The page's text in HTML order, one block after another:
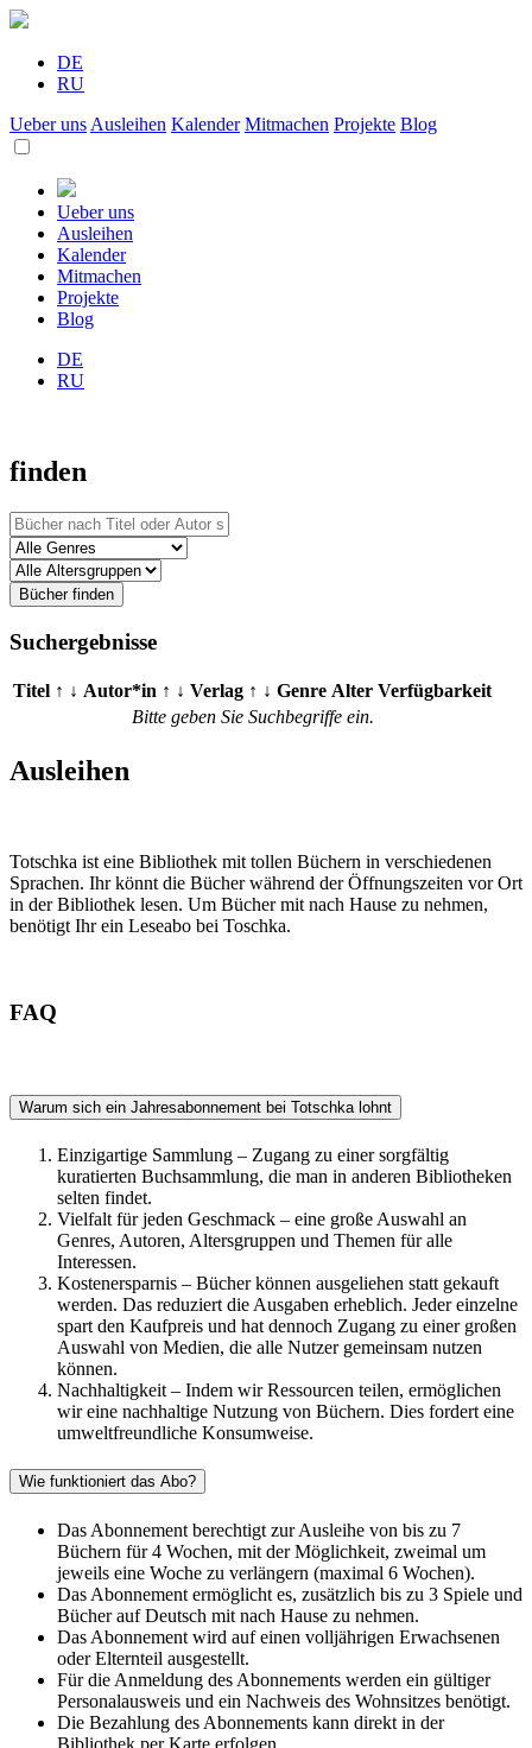
DE
RU
Ueber uns Ausleihen Kalender Mitmachen Projekte Blog
Ueber uns
Ausleihen
Kalender
Mitmachen
Projekte
Blog
DE
RU
finden
Bücher finden
Suchergebnisse
Titel ↑ ↓ Autor*in ↑ ↓ Verlag ↑ ↓ Genre Alter Verfügbarkeit
Bitte geben Sie Suchbegriffe ein.
Ausleihen
Totschka ist eine Bibliothek mit tollen Büchern in verschiedenen
Sprachen. Ihr könnt die Bücher während der Öffnungszeiten vor Ort
in der Bibliothek lesen. Um Bücher mit nach Hause zu nehmen,
benötigt Ihr ein Leseabo bei Toschka.
FAQ
Warum sich ein Jahresabonnement bei Totschka lohnt
Einzigartige Sammlung – Zugang zu einer sorgfältig
kuratierten Buchsammlung, die man in anderen Bibliotheken
selten findet.
Vielfalt für jeden Geschmack – eine große Auswahl an
Genres, Autoren, Altersgruppen und Themen für alle
Interessen.
Kostenersparnis – Bücher können ausgeliehen statt gekauft
werden. Das reduziert die Ausgaben erheblich. Jeder einzelne
spart den Kaufpreis und hat dennoch Zugang zu einer großen
Auswahl von Medien, die alle Nutzer gemeinsam nutzen
können.
Nachhaltigkeit – Indem wir Ressourcen teilen, ermöglichen
wir eine nachhaltige Nutzung von Büchern. Dies fordert eine
umweltfreundliche Konsumweise.
Wie funktioniert das Abo?
Das Abonnement berechtigt zur Ausleihe von bis zu 7
Büchern für 4 Wochen, mit der Möglichkeit, zweimal um
jeweils eine Woche zu verlängern (maximal 6 Wochen).
Das Abonnement ermöglicht es, zusätzlich bis zu 3 Spiele und
Bücher auf Deutsch mit nach Hause zu nehmen.
Das Abonnement wird auf einen volljährigen Erwachsenen
oder Elternteil ausgestellt.
Für die Anmeldung des Abonnements werden ein gültiger
Personalausweis und ein Nachweis des Wohnsitzes benötigt.
Die Bezahlung des Abonnements kann direkt in der
Bibliothek per Karte erfolgen.